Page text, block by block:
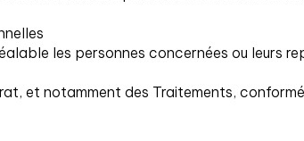
les personnes concernées ou leurs
et notamment des Traitements,